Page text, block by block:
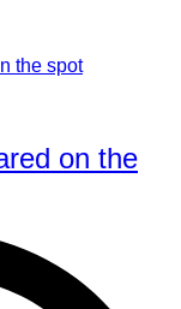
on the